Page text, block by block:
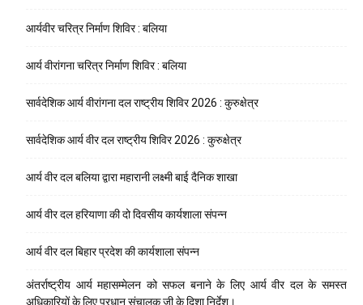
आर्यवीर चरित्र निर्माण शिविर : बलिया
आर्य वीरांगना चरित्र निर्माण शिविर : बलिया
सार्वदेशिक आर्य वीरांगना दल राष्ट्रीय शिविर 2026 : कुरुक्षेत्र
सार्वदेशिक आर्य वीर दल राष्ट्रीय शिविर 2026 : कुरुक्षेत्र
आर्य वीर दल बलिया द्वारा महारानी लक्ष्मी बाई दैनिक शाखा
आर्य वीर दल हरियाणा की दो दिवसीय कार्यशाला संपन्न
आर्य वीर दल बिहार प्रदेश की कार्यशाला संपन्न
अंतर्राष्ट्रीय आर्य महासम्मेलन को सफल बनाने के लिए आर्य वीर दल के समस्त
अधिकारियों के लिए प्रधान संचालक जी के दिशा निर्देश।